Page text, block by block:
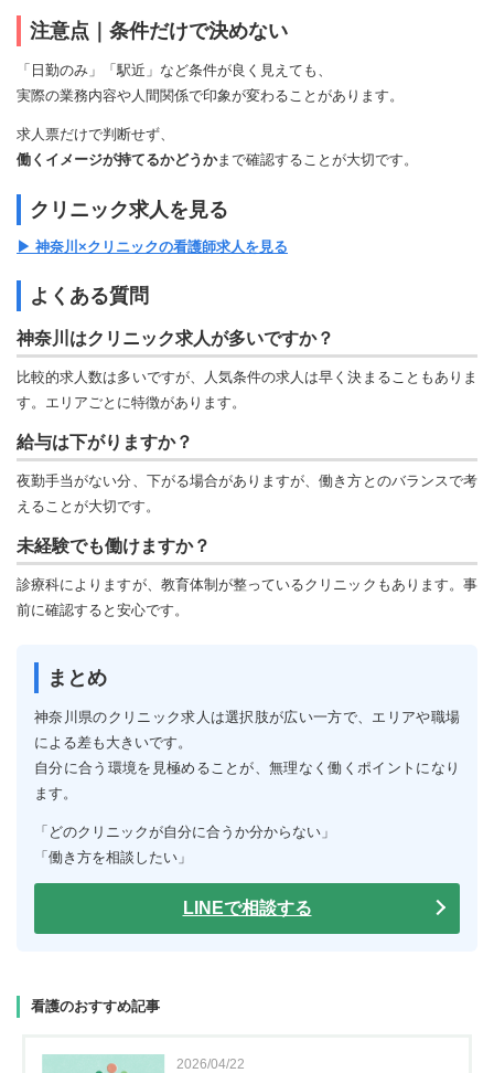
注意点｜条件だけで決めない
「日勤のみ」「駅近」など条件が良く見えても、
実際の業務内容や人間関係で印象が変わることがあります。
求人票だけで判断せず、
働くイメージが持てるかどうかまで確認することが大切です。
クリニック求人を見る
▶ 神奈川×クリニックの看護師求人を見る
よくある質問
神奈川はクリニック求人が多いですか？
比較的求人数は多いですが、人気条件の求人は早く決まることもありま
す。エリアごとに特徴があります。
給与は下がりますか？
夜勤手当がない分、下がる場合がありますが、働き方とのバランスで考
えることが大切です。
未経験でも働けますか？
診療科によりますが、教育体制が整っているクリニックもあります。事
前に確認すると安心です。
まとめ
神奈川県のクリニック求人は選択肢が広い一方で、エリアや職場
による差も大きいです。
自分に合う環境を見極めることが、無理なく働くポイントになり
ます。
「どのクリニックが自分に合うか分からない」
「働き方を相談したい」
LINEで相談する
看護のおすすめ記事
2026/04/22